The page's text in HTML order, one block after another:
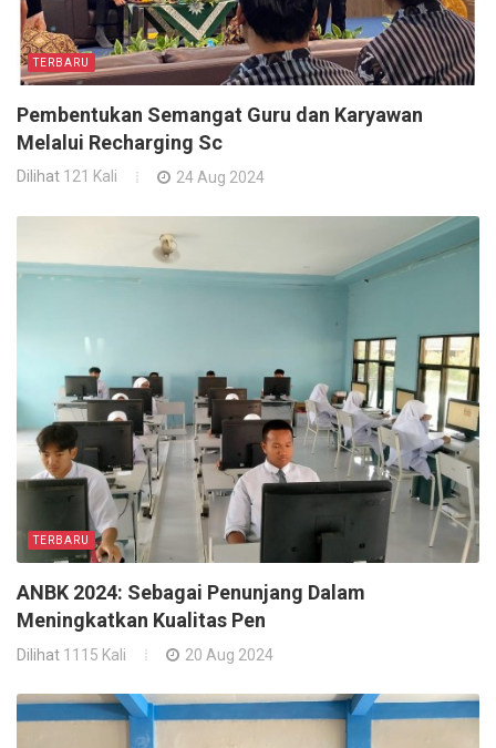
TERBARU
Pembentukan Semangat Guru dan Karyawan
Melalui Recharging Sc
Dilihat 121 Kali 24 Aug 2024
TERBARU
ANBK 2024: Sebagai Penunjang Dalam
Meningkatkan Kualitas Pen
Dilihat 1115 Kali 20 Aug 2024